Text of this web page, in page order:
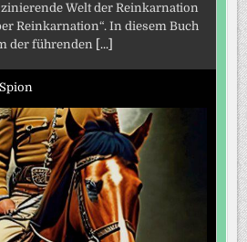
Welt der Reinkarnation
Reinkarnation“. In diesem Buch
der führenden [...]